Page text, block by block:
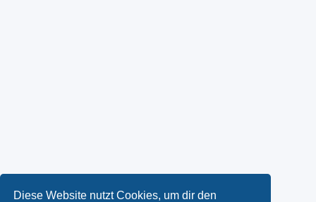
Diese Website nutzt Cookies, um dir den